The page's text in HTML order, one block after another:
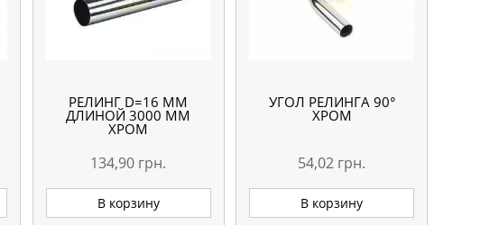
РЕЛИНГ D=16 ММ
ДЛИНОЙ 3000 ММ
ХРОМ
134,90 грн.
В корзину
УГОЛ РЕЛИНГА 90°
ХРОМ
54,02 грн.
В корзину